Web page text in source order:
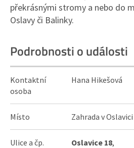
překrásnými stromy a nebo do
Oslavy či Balinky.
Podrobnosti o události
Kontaktní
osoba
Hana Hikešová
Místo Zahrada v
Ulice a čp. Oslavice 18,